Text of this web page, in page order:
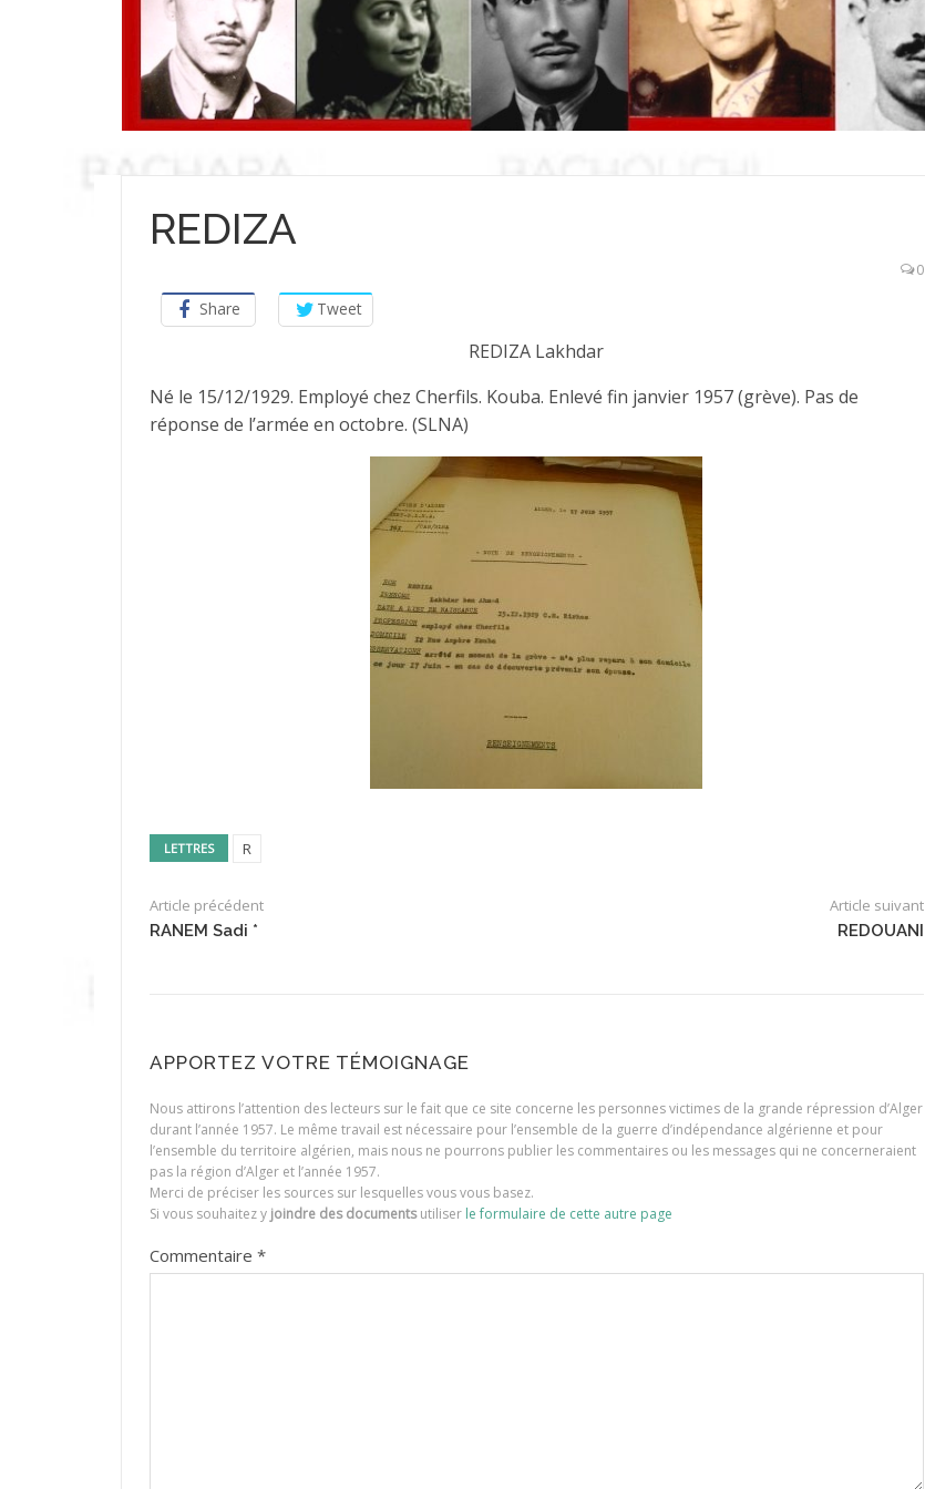
REDIZA
0
Share Tweet
REDIZA Lakhdar
Né le 15/12/1929. Employé chez Cherfils. Kouba. Enlevé fin janvier 1957 (grève). Pas de
réponse de l’armée en octobre. (SLNA)
LETTRES R
Article précédent
RANEM Sadi *
Article suivant
REDOUANI
APPORTEZ VOTRE TÉMOIGNAGE
Nous attirons l’attention des lecteurs sur le fait que ce site concerne les personnes victimes de la grande répression d’Alger
durant l’année 1957. Le même travail est nécessaire pour l’ensemble de la guerre d’indépendance algérienne et pour
l’ensemble du territoire algérien, mais nous ne pourrons publier les commentaires ou les messages qui ne concerneraient
pas la région d’Alger et l’année 1957.
Merci de préciser les sources sur lesquelles vous vous basez.
Si vous souhaitez y joindre des documentsutiliser le formulaire de cette autre page
Commentaire *